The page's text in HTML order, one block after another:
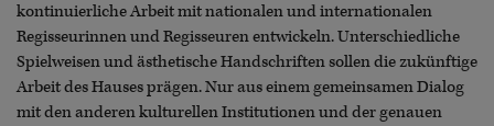
kontinuierliche Arbeit mit nationalen und internationalen
Regisseurinnen und Regisseuren entwickeln. Unterschiedliche
Spielweisen und ästhetische Handschriften sollen die zukünftige
Arbeit des Hauses prägen. Nur aus einem gemeinsamen Dialog
mit den anderen kulturellen Institutionen und der genauen